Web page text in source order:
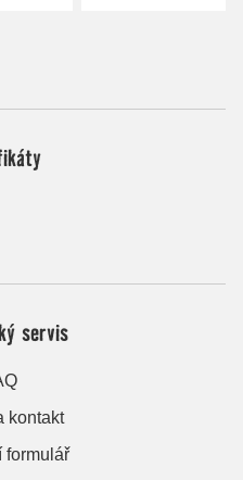
servis
kontakt
formulář